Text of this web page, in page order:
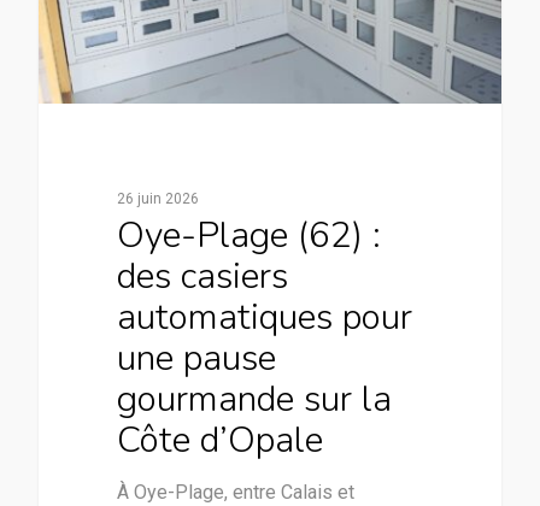
26 juin 2026
Oye-Plage (62) :
des casiers
automatiques pour
une pause
gourmande sur la
Côte d’Opale
À Oye-Plage, entre Calais et